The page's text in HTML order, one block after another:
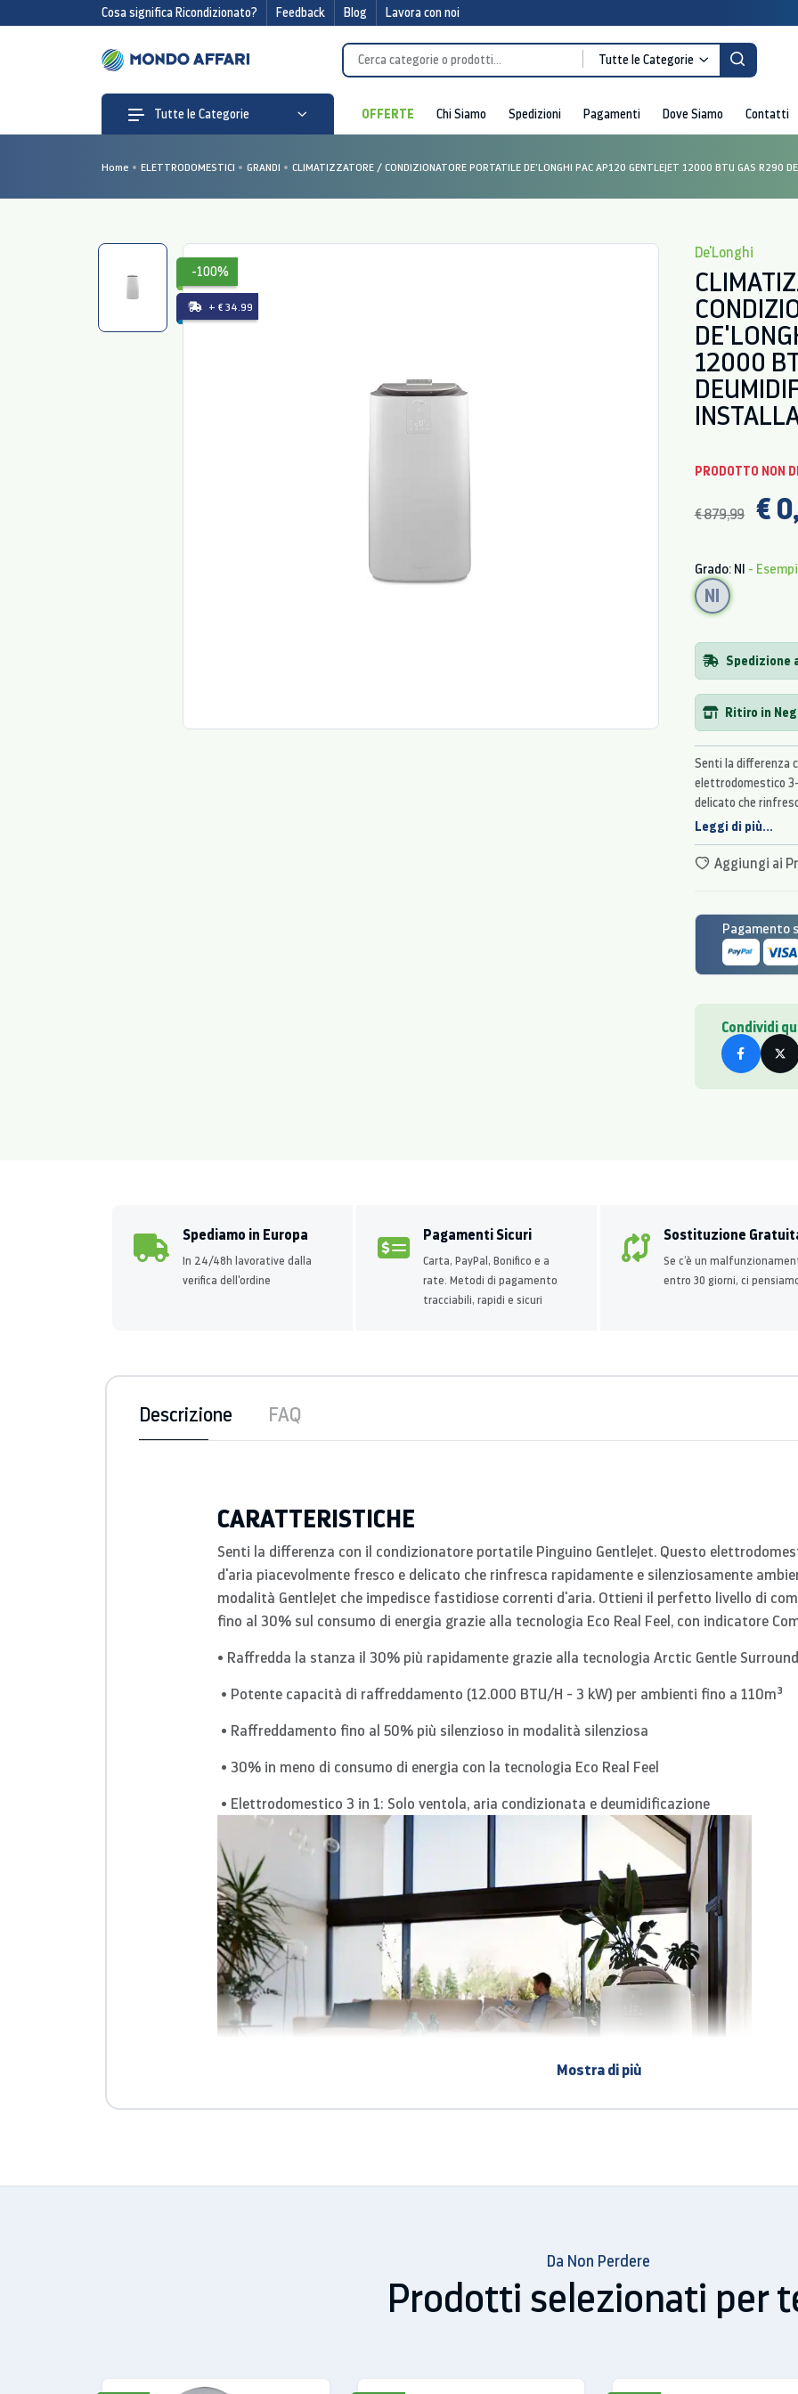
Cosa significa Ricondizionato? Feedback Blog Lavora con noi
Tutte le Categorie
Tutte le Categorie OFFERTE Chi Siamo Spedizioni Pagamenti Dove Siamo Contatti
Home ELETTRODOMESTICI GRANDI CLIMATIZZATORE / CONDIZIONATORE PORTATILE DE'LONGHI PAC AP120 GENTLEJET 12000 BTU GAS R290
-100%
+ € 34.99
De'Longhi
12000
PRODOTTO NON
€ 879,99 €
Grado: NI -
NI
Spedizione
Ritiro in
Senti la differenza
elettrodomestico
delicato che
con la modalità
Leggi di più...
Aggiungi ai
Pagamento
Condividi
Spediamo in Europa
In 24/48h lavorative dalla
verifica dell'ordine
Pagamenti Sicuri
Carta, PayPal, Bonifico e a
rate. Metodi di pagamento
tracciabili, rapidi e sicuri
Sostituzione
Se c’è un
entro 30 giorni, ci
Descrizione FAQ
CARATTERISTICHE
Senti la differenza con il condizionatore portatile Pinguino GentleJet. Questo
d'aria piacevolmente fresco e delicato che rinfresca rapidamente e silenziosamente
modalità GentleJet che impedisce fastidiose correnti d'aria. Ottieni il perfetto livello di
fino al 30% sul consumo di energia grazie alla tecnologia Eco Real Feel, con indicatore
• Raffredda la stanza il 30% più rapidamente grazie alla tecnologia Arctic Gentle Surround
• Potente capacità di raffreddamento (12.000 BTU/H - 3 kW) per ambienti fino a 110m³
• Raffreddamento fino al 50% più silenzioso in modalità silenziosa
• 30% in meno di consumo di energia con la tecnologia Eco Real Feel
• Elettrodomestico 3 in 1: Solo ventola, aria condizionata e deumidificazione
Quoziente di deumidificazione in modalità dehum. (l/24h): 77
Mostra di più
Da Non Perdere
Prodotti selezionati per